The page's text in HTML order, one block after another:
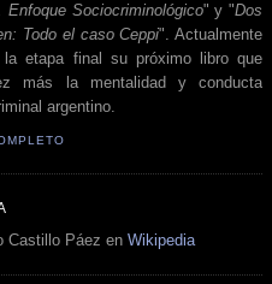
Enfoque Sociocriminológico" y "Dos
Todo el caso Ceppi". Actualmente
etapa final su próximo libro que
más la mentalidad y conducta
argentino.
Castillo Páez en Wikipedia